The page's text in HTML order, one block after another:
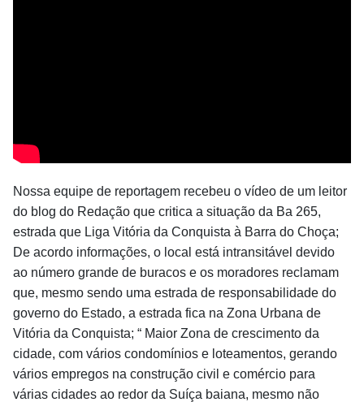
Nossa equipe de reportagem recebeu o vídeo de um leitor
do blog do Redação que critica a situação da Ba 265,
estrada que Liga Vitória da Conquista à Barra do Choça;
De acordo informações, o local está intransitável devido
ao número grande de buracos e os moradores reclamam
que, mesmo sendo uma estrada de responsabilidade do
governo do Estado, a estrada fica na Zona Urbana de
Vitória da Conquista; “ Maior Zona de crescimento da
cidade, com vários condomínios e loteamentos, gerando
vários empregos na construção civil e comércio para
várias cidades ao redor da Suíça baiana, mesmo não